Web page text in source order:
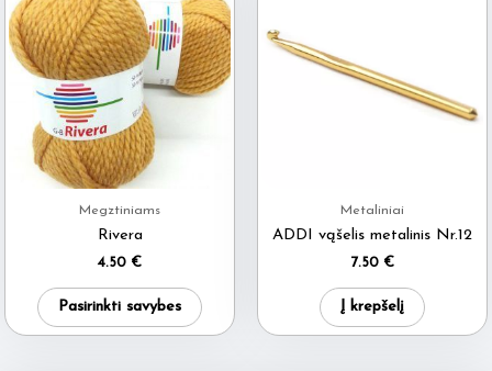
Megztiniams
Rivera
4.50 €
Pasirinkti savybes
product
Metaliniai
ADDI vąšelis metalinis Nr.12
7.50 €
Į krepšelį